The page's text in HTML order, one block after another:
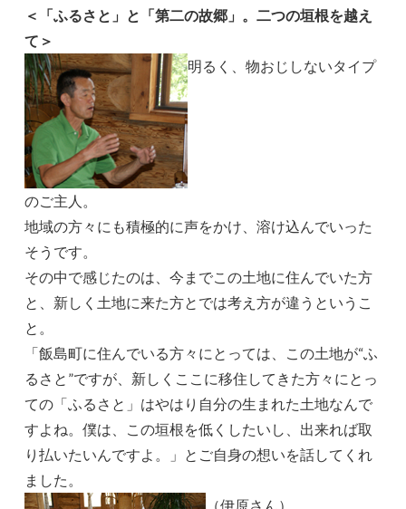
＜「ふるさと」と「第二の故郷」。二つの垣根を越え
て＞
明るく、物おじしないタイプ
のご主人。
地域の方々にも積極的に声をかけ、溶け込んでいった
そうです。
その中で感じたのは、今までこの土地に住んでいた方
と、新しく土地に来た方とでは考え方が違うというこ
と。
「飯島町に住んでいる方々にとっては、この土地が“ふ
るさと”ですが、新しくここに移住してきた方々にとっ
ての「ふるさと」はやはり自分の生まれた土地なんで
すよね。僕は、この垣根を低くしたいし、出来れば取
り払いたいんですよ。」とご自身の想いを話してくれ
ました。
（伊原さん）